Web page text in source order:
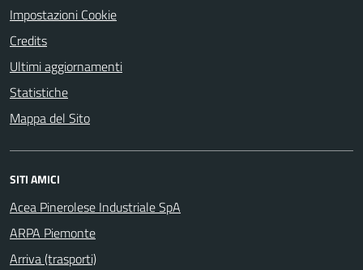
Impostazioni Cookie
Credits
Ultimi aggiornamenti
Statistiche
Mappa del Sito
SITI AMICI
Acea Pinerolese Industriale SpA
ARPA Piemonte
Arriva (trasporti)